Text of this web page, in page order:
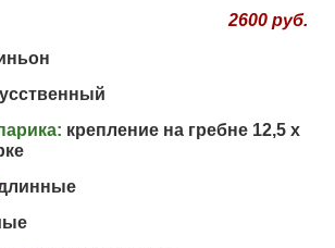
2600 руб.
крепление на гребне 12,5 х